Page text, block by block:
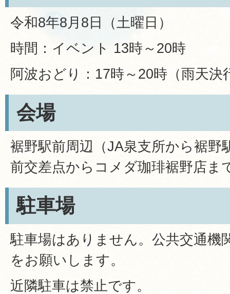
令和8年8月8日（土曜日）
時間：イベント 13時～20時
阿波おどり：17時～20時（雨天決
会場
裾野駅前周辺（JA泉支所から裾野
前交差点からコメダ珈琲裾野店ま
駐車場
駐車場はありません。公共交通機
をお願いします。
近隣駐車は禁止です。